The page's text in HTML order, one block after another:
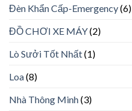
Đèn Khẩn Cấp-Emergency(6)
ĐỒ CHƠI XE MÁY(2)
Lò Sưởi Tốt Nhất(1)
Loa(8)
Nhà Thông Minh(3)